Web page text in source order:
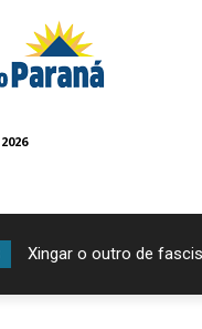
Xingar o outro de